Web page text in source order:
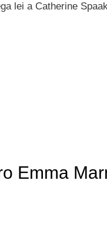
lei a Catherine
Emma